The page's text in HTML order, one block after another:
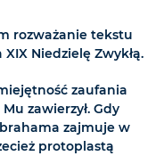
rozważanie tekstu
Niedzielę Zwykłą.
zaufania
zawierzył. Gdy
zajmuje w
protoplastą